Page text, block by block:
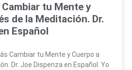
tu Mente y
de la Meditación. Dr.
Español
Cambiar tu Mente y Cuerpo a
Dr. Joe Dispenza en Español. Yo